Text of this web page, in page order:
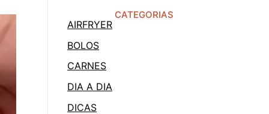
CATEGORIAS
AIRFRYER
BOLOS
CARNES
DIA A DIA
DICAS